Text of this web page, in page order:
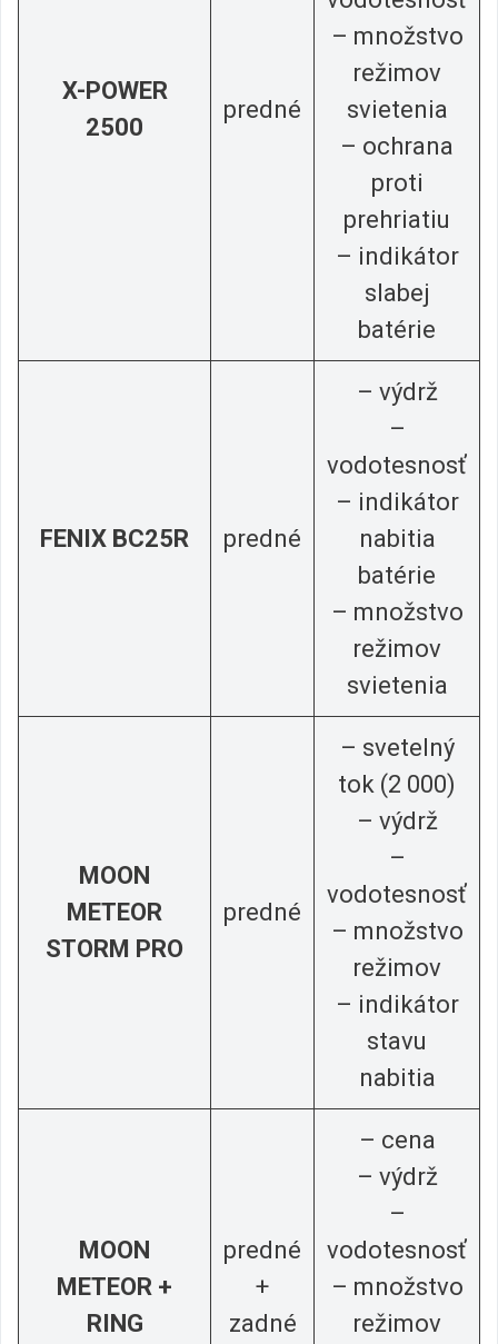
X-POWER
2500
predné
– množstvo
režimov
svietenia
– ochrana
proti
prehriatiu
– indikátor
slabej
batérie
FENIX BC25R predné
– výdrž
–
vodotesnosť
– indikátor
nabitia
batérie
– množstvo
režimov
svietenia
MOON
METEOR
STORM PRO
predné
– svetelný
tok (2 000)
– výdrž
–
vodotesnosť
– množstvo
režimov
– indikátor
stavu
nabitia
MOON
METEOR +
RING
predné
+
zadné
– cena
– výdrž
–
vodotesnosť
– množstvo
režimov